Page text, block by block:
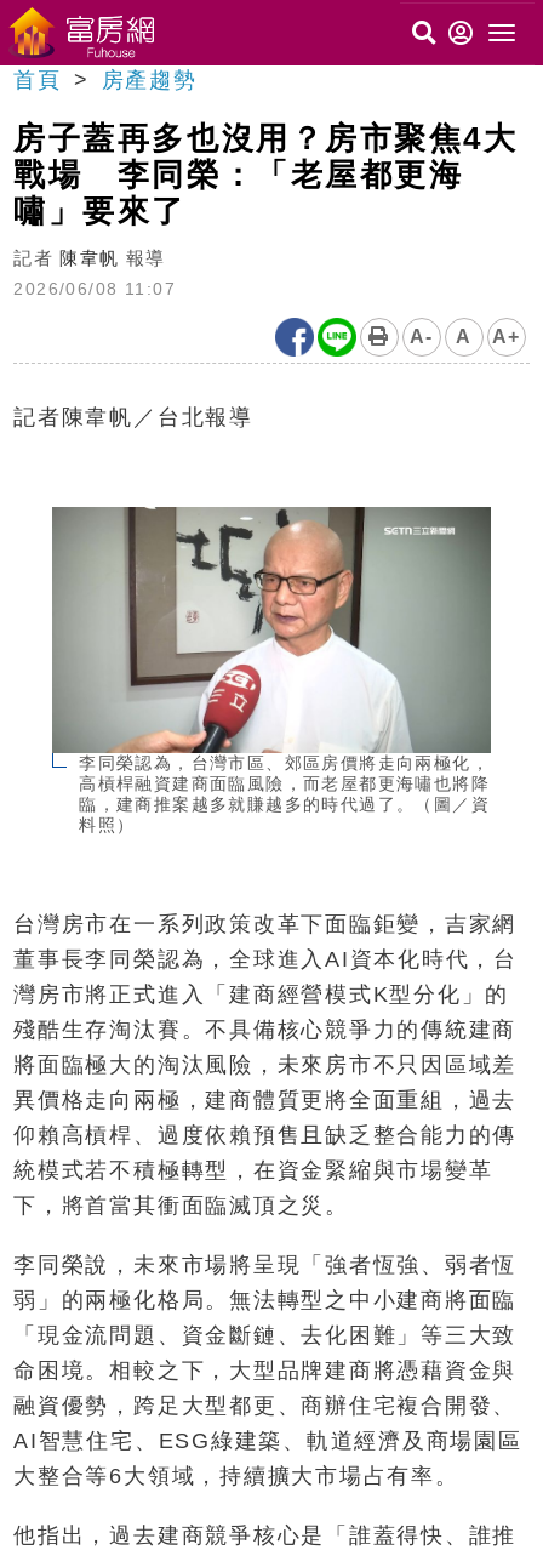
首頁 房產趨勢
房子蓋再多也沒用？房市聚焦4大
戰場 李同榮：「老屋都更海
嘯」要來了
記者 陳韋帆 報導
2026/06/08 11:07
A- A A+
記者陳韋帆／台北報導
李同榮認為，台灣市區、郊區房價將走向兩極化，
高槓桿融資建商面臨風險，而老屋都更海嘯也將降
臨，建商推案越多就賺越多的時代過了。（圖／資
料照）
台灣房市在一系列政策改革下面臨鉅變，吉家網
董事長李同榮認為，全球進入AI資本化時代，台
灣房市將正式進入「建商經營模式K型分化」的
殘酷生存淘汰賽。不具備核心競爭力的傳統建商
將面臨極大的淘汰風險，未來房市不只因區域差
異價格走向兩極，建商體質更將全面重組，過去
仰賴高槓桿、過度依賴預售且缺乏整合能力的傳
統模式若不積極轉型，在資金緊縮與市場變革
下，將首當其衝面臨滅頂之災。
李同榮說，未來市場將呈現「強者恆強、弱者恆
弱」的兩極化格局。無法轉型之中小建商將面臨
「現金流問題、資金斷鏈、去化困難」等三大致
命困境。相較之下，大型品牌建商將憑藉資金與
融資優勢，跨足大型都更、商辦住宅複合開發、
AI智慧住宅、ESG綠建築、軌道經濟及商場園區
大整合等6大領域，持續擴大市場占有率。
他指出，過去建商競爭核心是「誰蓋得快、誰推